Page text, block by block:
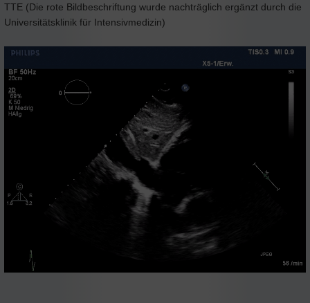
TTE (Die rote Bildbeschriftung wurde nachträglich ergänzt durch die
Universitätsklinik für Intensivmedizin)